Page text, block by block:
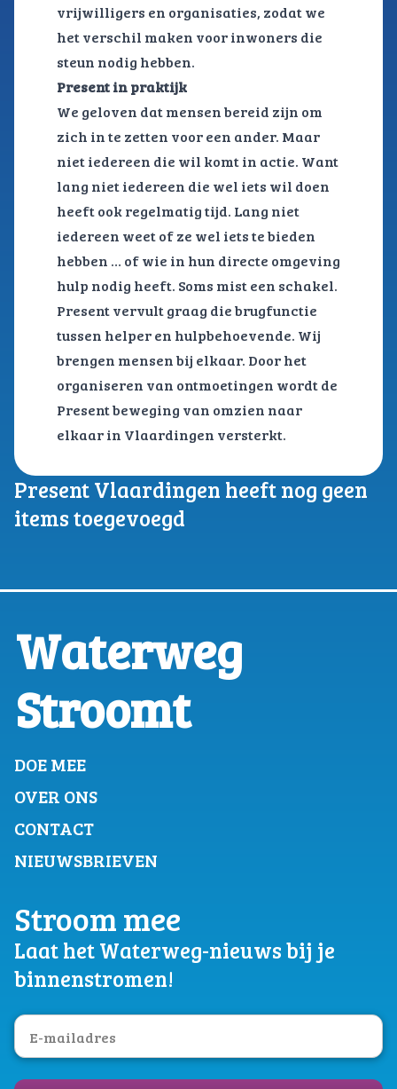
vrijwilligers en organisaties, zodat we
het verschil maken voor inwoners die
steun nodig hebben.
Present in praktijk
We geloven dat mensen bereid zijn om
zich in te zetten voor een ander. Maar
niet iedereen die wil komt in actie. Want
lang niet iedereen die wel iets wil doen
heeft ook regelmatig tijd. Lang niet
iedereen weet of ze wel iets te bieden
hebben … of wie in hun directe omgeving
hulp nodig heeft. Soms mist een schakel.
Present vervult graag die brugfunctie
tussen helper en hulpbehoevende. Wij
brengen mensen bij elkaar. Door het
organiseren van ontmoetingen wordt de
Present beweging van omzien naar
elkaar in Vlaardingen versterkt.
Present Vlaardingen heeft nog geen
items toegevoegd
Waterweg
Stroomt
DOE MEE
OVER ONS
CONTACT
NIEUWSBRIEVEN
Stroom mee
Laat het Waterweg-nieuws bij je
binnenstromen!